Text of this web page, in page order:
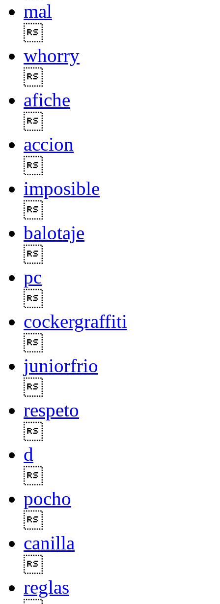
mal
whorry
afiche
accion
imposible
balotaje
pc
cockergraffiti
juniorfrio
respeto
d
pocho
canilla
reglas